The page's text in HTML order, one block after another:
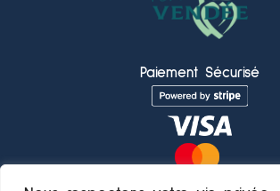
Paiement Sécurisé